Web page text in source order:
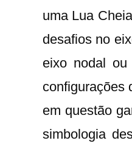
uma Lua
desafios no
eixo nodal
configurações
em questão
simbologia